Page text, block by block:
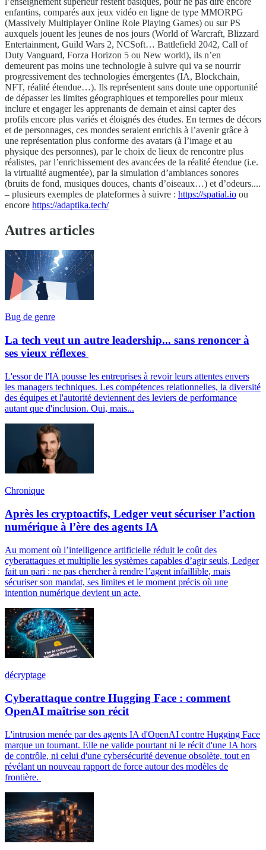
enfantins, comparés aux jeux vidéo en ligne de type MMORPG
(Massively Multiplayer Online Role Playing Games) ou sur PS
auxquels jouent les jeunes de nos jours (World of Warcraft, Blizzard
Entertainment, Guild Wars 2, NCSoft… Battlefield 2042, Call of
Duty Vanguard, Forza Horizon 5 ou New world), ils n’en
demeurent pas moins une technologie à suivre qui va se nourrir
progressivement des technologies émergentes (IA, Blockchain,
NFT, réalité étendue…). Ils représentent sans doute une opportunité
de dépasser les limites géographiques et temporelles pour mieux
inclure et engager les apprenants de demain et ainsi capter des
profils encore plus variés et éloignés des études. En termes de décors
et de personnages, ces mondes seraient enrichis à l’avenir grâce à
une représentation plus conforme des avatars (à l’image et au
physique des personnes), par le choix de lieux de rencontre plus
réalistes, par l’enrichissement des avancées de la réalité étendue (i.e.
la virtualité augmentée), par la simulation d’ambiances sonores
(bruits de fond, musiques douces, chants d’oiseaux…) et d’odeurs....
– plusieurs exemples de plateformes à suivre : https://spatial.io ou
encore https://adaptika.tech/
Autres articles
Bug de genre
La tech veut un autre leadership... sans renoncer à
ses vieux réflexes
L'essor de l'IA pousse les entreprises à revoir leurs attentes envers
les managers techniques. Les compétences relationnelles, la diversité
des équipes et l'autorité deviennent des leviers de performance
autant que d'inclusion. Oui, mais...
Chronique
Après les cryptoactifs, Ledger veut sécuriser l’action
numérique à l’ère des agents IA
Au moment où l’intelligence artificielle réduit le coût des
cyberattaques et multiplie les systèmes capables d’agir seuls, Ledger
fait un pari : ne pas chercher à rendre l’agent infaillible, mais
sécuriser son mandat, ses limites et le moment précis où une
intention numérique devient un acte.
décryptage
Cyberattaque contre Hugging Face : comment
OpenAI maîtrise son récit
L'intrusion menée par des agents IA d'OpenAI contre Hugging Face
marque un tournant. Elle ne valide pourtant ni le récit d'une IA hors
de contrôle, ni celui d'une cybersécurité devenue obsolète, tout en
révélant un nouveau rapport de force autour des modèles de
frontière.